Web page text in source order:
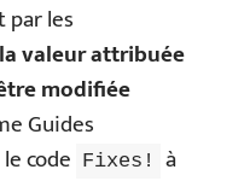
par les
la valeur attribuée
modifiée
Guides
code Fixes!
à